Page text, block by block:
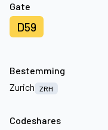
Gate
D59
Bestemming
Zurich
ZRH
Codeshares